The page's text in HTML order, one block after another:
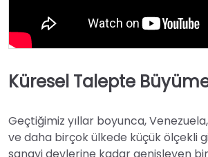
Küresel Talepte
Geçtiğimiz yıllar boyunca,
ve daha birçok ülkede küçük ölçekli